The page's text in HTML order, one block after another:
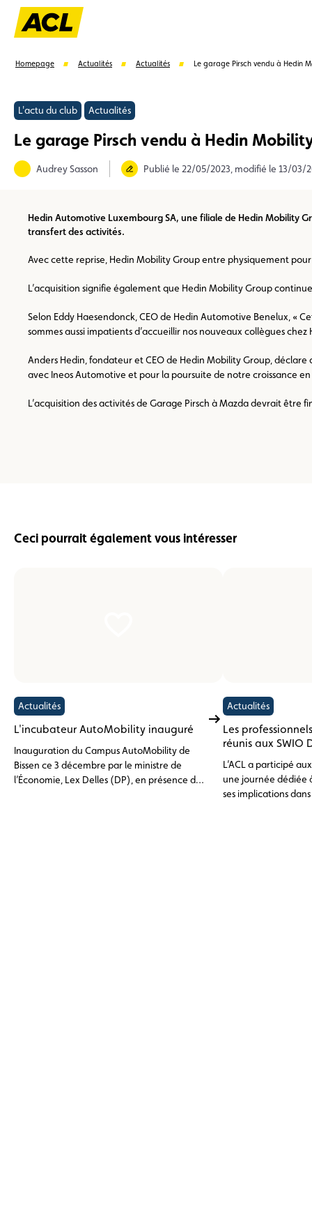
Suggestions
Homepage Actualités Actualités Le garage Pirsch vendu à Hedin
L'actu du club Actualités
Le garage Pirsch vendu à Hedin
Audrey Sasson Publié le 22/05/2023, modifié le 13/03/
Hedin Automotive Luxembourg SA, une filiale de Hedin Mobility
transfert des activités.
Avec cette reprise, Hedin Mobility Group entre physiquement
L’acquisition signifie également que Hedin Mobility Group
Selon Eddy Haesendonck, CEO de Hedin Automotive Benelux, «
sommes aussi impatients d’accueillir nos nouveaux collègues
Anders Hedin, fondateur et CEO de Hedin Mobility Group,
avec Ineos Automotive et pour la poursuite de notre croissance
L’acquisition des activités de Garage Pirsch à Mazda devrait être
Ceci pourrait également vous intéresser
Actualités
L'incubateur AutoMobility inauguré
Inauguration du Campus AutoMobility de
Bissen ce 3 décembre par le ministre de
l’Économie, Lex Delles (DP), en présence du
Actualités
Les
réunis aux SWIO
L’ACL a participé
une journée dédiée
ses implications